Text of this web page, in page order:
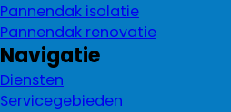
Pannendak isolatie
Pannendak renovatie
Navigatie
Diensten
Servicegebieden